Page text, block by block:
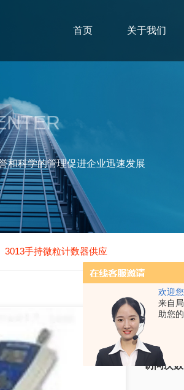
欢迎您
来自
助您
首页 关于我们
和科学的管理促进企业迅速发展
3013手持微粒计数器供应
访问次数